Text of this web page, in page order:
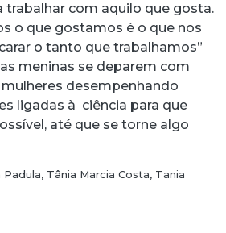
trabalhar com aquilo que gosta.
o que gostamos é o que nos
o tanto que trabalhamos”
meninas se deparem com
desempenhando
ligadas à ciência para que
até que se torne algo
Tânia Marcia Costa, Tania